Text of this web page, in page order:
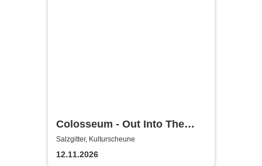
Colosseum - Out Into The
Fields
Salzgitter, Kulturscheune
12.11.2026